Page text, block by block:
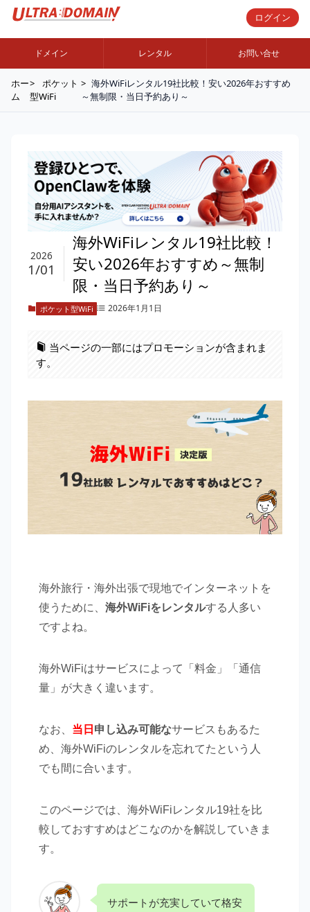
ログイン
ドメイン レンタル お問い合せ
ホー
ム
ポケット
型WiFi
海外WiFiレンタル19社比較！安い2026年おすすめ
～無制限・当日予約あり～
海外WiFiレンタル19社比較！
安い2026年おすすめ～無制
限・当日予約あり～
2026
1/01
ポケット型WiFi 2026年1月1日
当ページの一部にはプロモーションが含まれま
す。
海外旅行・海外出張で現地でインターネットを
使うために、 海外WiFiをレンタルする人多い
ですよね。
海外WiFiはサービスによって「料金」「通信
量」が大きく違います。
なお、 当日 申し込み可能なサービスもあるた
め、海外WiFiのレンタルを忘れてたという人
でも間に合います。
このページでは、海外WiFiレンタル19社を比
較しておすすめはどこなのかを解説していきま
す。
サポートが充実していて格安